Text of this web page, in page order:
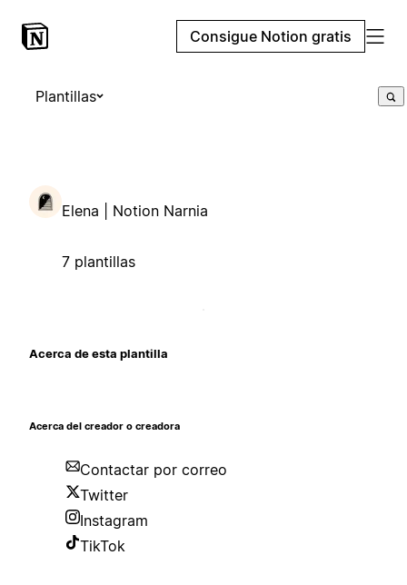
Consigue Notion gratis
Plantillas
Elena | Notion Narnia
7 plantillas
Acerca de esta plantilla
Acerca del creador o creadora
Contactar por correo
Twitter
Instagram
TikTok